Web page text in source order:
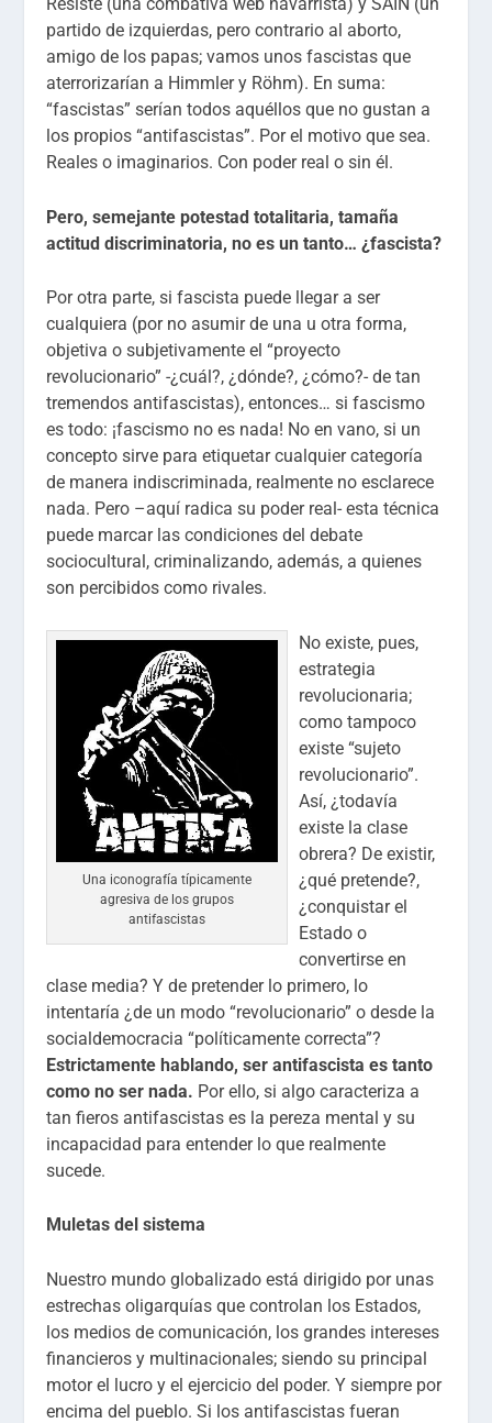
partido de izquierdas, pero contrario al aborto,
amigo de los papas; vamos unos fascistas que
aterrorizarían a Himmler y Röhm). En suma:
“fascistas” serían todos aquéllos que no gustan a
los propios “antifascistas”. Por el motivo que sea.
Reales o imaginarios. Con poder real o sin él.
Pero, semejante potestad totalitaria, tamaña
actitud discriminatoria, no es un tanto… ¿fascista?
Por otra parte, si fascista puede llegar a ser
cualquiera (por no asumir de una u otra forma,
objetiva o subjetivamente el “proyecto
revolucionario” -¿cuál?, ¿dónde?, ¿cómo?- de tan
tremendos antifascistas), entonces… si fascismo
es todo: ¡fascismo no es nada! No en vano, si un
concepto sirve para etiquetar cualquier categoría
de manera indiscriminada, realmente no esclarece
nada. Pero –aquí radica su poder real- esta técnica
puede marcar las condiciones del debate
sociocultural, criminalizando, además, a quienes
son percibidos como rivales.
Una iconografía típicamente
agresiva de los grupos
antifascistas
No existe, pues,
estrategia
revolucionaria;
como tampoco
existe “sujeto
revolucionario”.
Así, ¿todavía
existe la clase
obrera? De existir,
¿qué pretende?,
¿conquistar el
Estado o
convertirse en
clase media? Y de pretender lo primero, lo
intentaría ¿de un modo “revolucionario” o desde la
socialdemocracia “políticamente correcta”?
Estrictamente hablando, ser antifascista es tanto
como no ser nada. Por ello, si algo caracteriza a
tan fieros antifascistas es la pereza mental y su
incapacidad para entender lo que realmente
sucede.
Muletas del sistema
Nuestro mundo globalizado está dirigido por unas
estrechas oligarquías que controlan los Estados,
los medios de comunicación, los grandes intereses
financieros y multinacionales; siendo su principal
motor el lucro y el ejercicio del poder. Y siempre por
encima del pueblo. Si los antifascistas fueran